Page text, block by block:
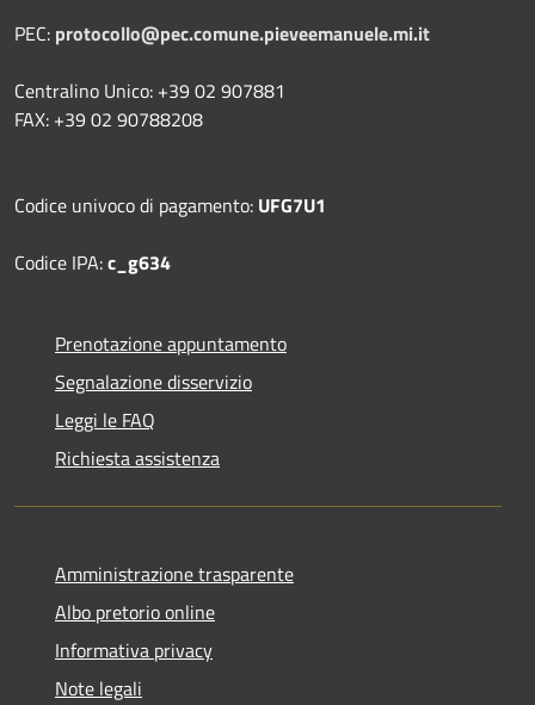
PEC: protocollo@pec.comune.pieveemanuele.mi.it
Centralino Unico: +39 02 907881
FAX: +39 02 90788208
Codice univoco di pagamento: UFG7U1
Codice IPA:c_g634
Prenotazione appuntamento
Segnalazione disservizio
Leggi le FAQ
Richiesta assistenza
Amministrazione trasparente
Albo pretorio online
Informativa privacy
Note legali